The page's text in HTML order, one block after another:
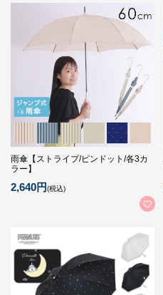
雨傘【ストライプ/ピンドット/各3カ
ラー】
2,640円(税込)